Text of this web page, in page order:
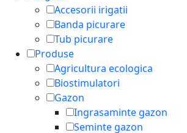
Accesorii irigatii
Banda picurare
Tub picurare
Produse
Agricultura ecologica
Biostimulatori
Gazon
Ingrasaminte gazon
Seminte gazon